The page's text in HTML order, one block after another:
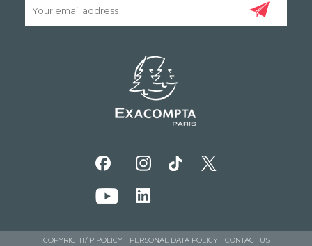
COPYRIGHT/IP POLICY PERSONAL DATA POLICY CONTACT US